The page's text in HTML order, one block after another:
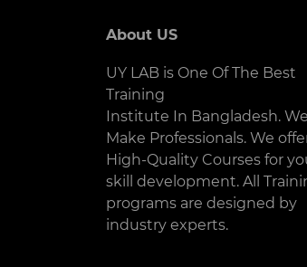
About US
UY LAB is One Of The Best
Training
Institute In Bangladesh. We
Make Professionals. We
High-Quality Courses for
skill development. All
programs are designed by
industry experts.